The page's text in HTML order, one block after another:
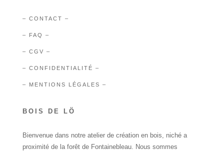
– CONTACT –
– FAQ –
– CGV –
– CONFIDENTIALITÉ –
– MENTIONS LÉGALES –
BOIS DE LÖ
Bienvenue dans notre atelier de création en bois, niché a
proximité de la forêt de Fontainebleau. Nous sommes